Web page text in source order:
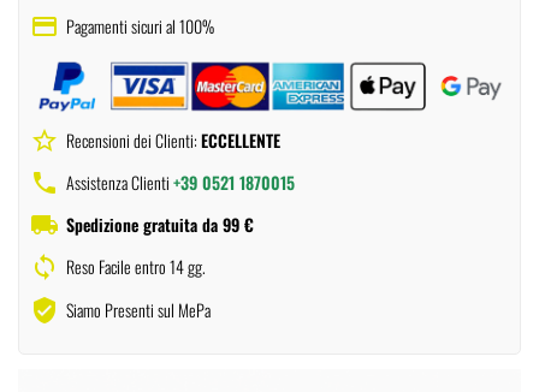
payment Pagamenti sicuri al 100%
star_border Recensioni dei Clienti:ECCELLENTE
phone Assistenza Clienti+39 0521 1870015
local_shipping Spedizione gratuita da 99 €
sync Reso Facile entro 14 gg.
verified_user Siamo Presenti sul MePa